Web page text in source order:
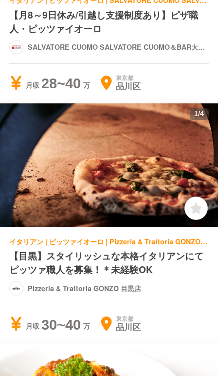
【月8～9日休み/引越し支援制度あり】ピザ職
人・ピッツァイオーロ
SALVATORE CUOMO SALVATORE CUOMO＆BAR大井
月収 28~40 東京都
品川区
1/4
イタリアン | ピッツァイオーロ | Pizzeria & Trattoria GONZO 目黒店
【目黒】スタイリッシュな本格イタリアンにて
ピッツァ職人を募集！＊未経験OK
Pizzeria & Trattoria GONZO 目黒店
月収 30~40 東京都
品川区